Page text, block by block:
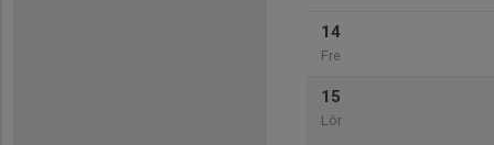
14
Fre
15
Lör